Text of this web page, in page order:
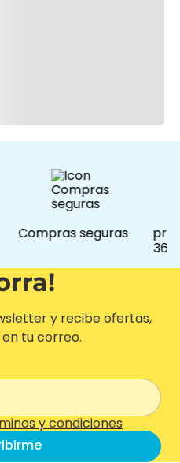
Compras seguras
365
y recibe ofertas,
tu correo.
y condiciones